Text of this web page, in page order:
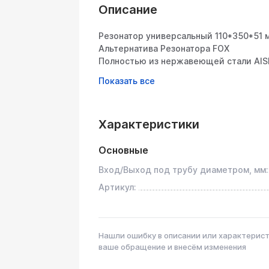
Описание
Резонатор универсальный 110*350*51
Альтернатива Резонатора FOX
Полностью из нержавеющей стали
Общее описание
цельнометаллической конструкции
температур и агрессивной среды.
Конструктивные особенности
1. Корпус из нержавеющей стали AISI
сопротивлением к окислению
Характеристики
Основные
Вход/Выход под трубу диаметром,
Артикул:
Нашли ошибку в описании или
ваше обращение и внесём изменения